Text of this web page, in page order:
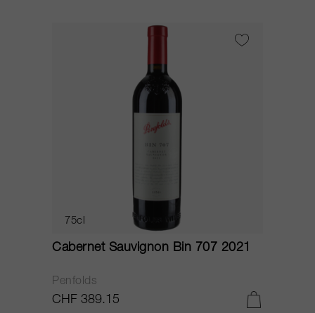
75cl
Cabernet Sauvignon Bin 707 2021
Penfolds
CHF 389.15